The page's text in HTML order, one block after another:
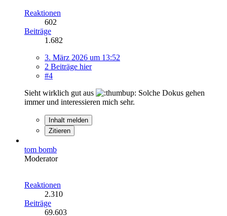
Reaktionen
602
Beiträge
1.682
3. März 2026 um 13:52
2 Beiträge hier
#4
Sieht wirklich gut aus
Solche Dokus gehen
immer und interessieren mich sehr.
Inhalt melden
Zitieren
tom bomb
Moderator
Reaktionen
2.310
Beiträge
69.603